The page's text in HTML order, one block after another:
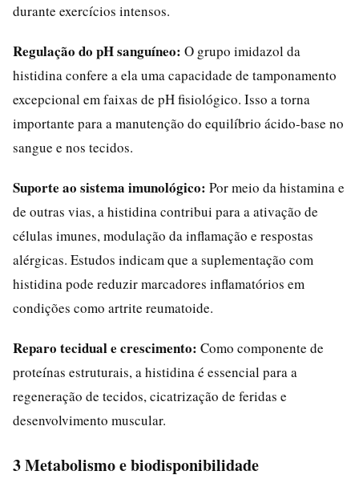
durante exercícios intensos.
Regulação do pH sanguíneo: O grupo imidazol da
histidina confere a ela uma capacidade de tamponamento
excepcional em faixas de pH fisiológico. Isso a torna
importante para a manutenção do equilíbrio ácido-base no
sangue e nos tecidos.
Suporte ao sistema imunológico: Por meio da histamina e
de outras vias, a histidina contribui para a ativação de
células imunes, modulação da inflamação e respostas
alérgicas. Estudos indicam que a suplementação com
histidina pode reduzir marcadores inflamatórios em
condições como artrite reumatoide.
Reparo tecidual e crescimento: Como componente de
proteínas estruturais, a histidina é essencial para a
regeneração de tecidos, cicatrização de feridas e
desenvolvimento muscular.
3 Metabolismo e biodisponibilidade